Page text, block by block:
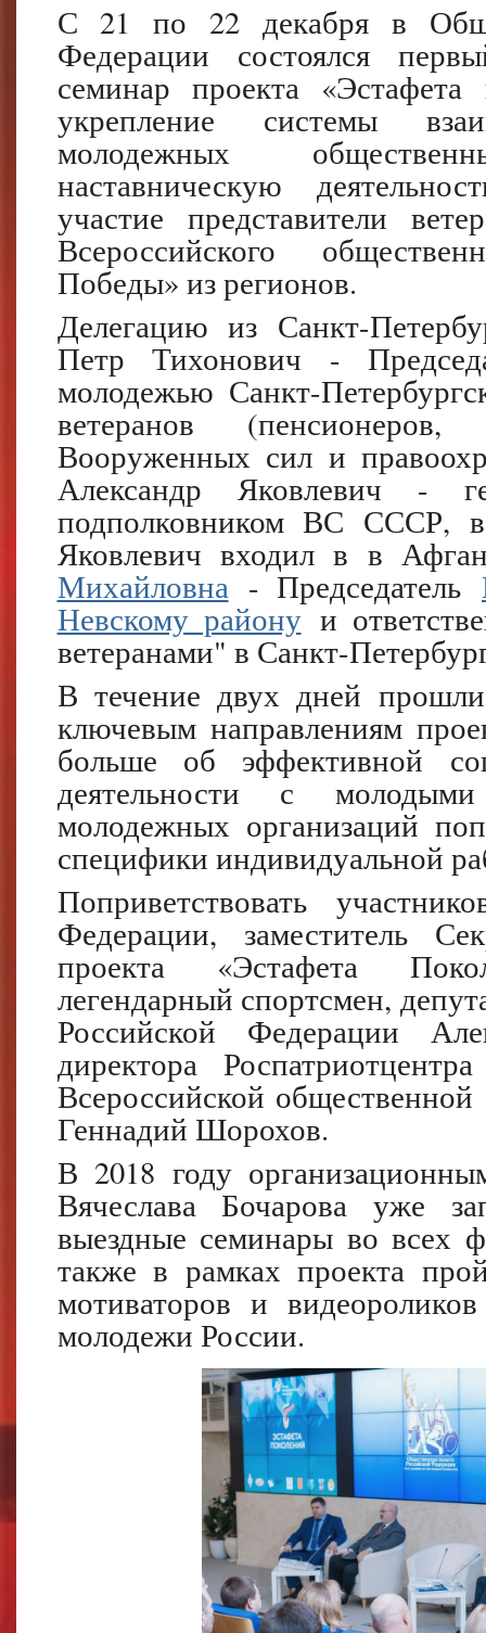
С 21 по 22 декабря в
Федерации состоялся
семинар проекта
укрепление системы
молодежных
наставническую
участие представители
Всероссийского
Победы» из регионов.
Делегацию из Санкт-
Петр Тихонович -
молодежью Санкт-
ветеранов
Вооруженных сил и
Александр Яковлевич -
подполковником ВС СССР,
Яковлевич входил в в
Михайловна- Председатель
Невскому районуи
ветеранами" в Санкт-
В течение двух дней
ключевым направлениям
больше об эффективной
деятельности с
молодежных организаций
специфики индивидуальной
Поприветствовать
Федерации, заместитель
проекта «Эстафета
легендарный спортсмен,
Российской Федерации
директора
Всероссийской общественной
Геннадий Шорохов.
В 2018 году
Вячеслава Бочарова уже
выездные семинары во всех
также в рамках проекта
мотиваторов и
молодежи России.